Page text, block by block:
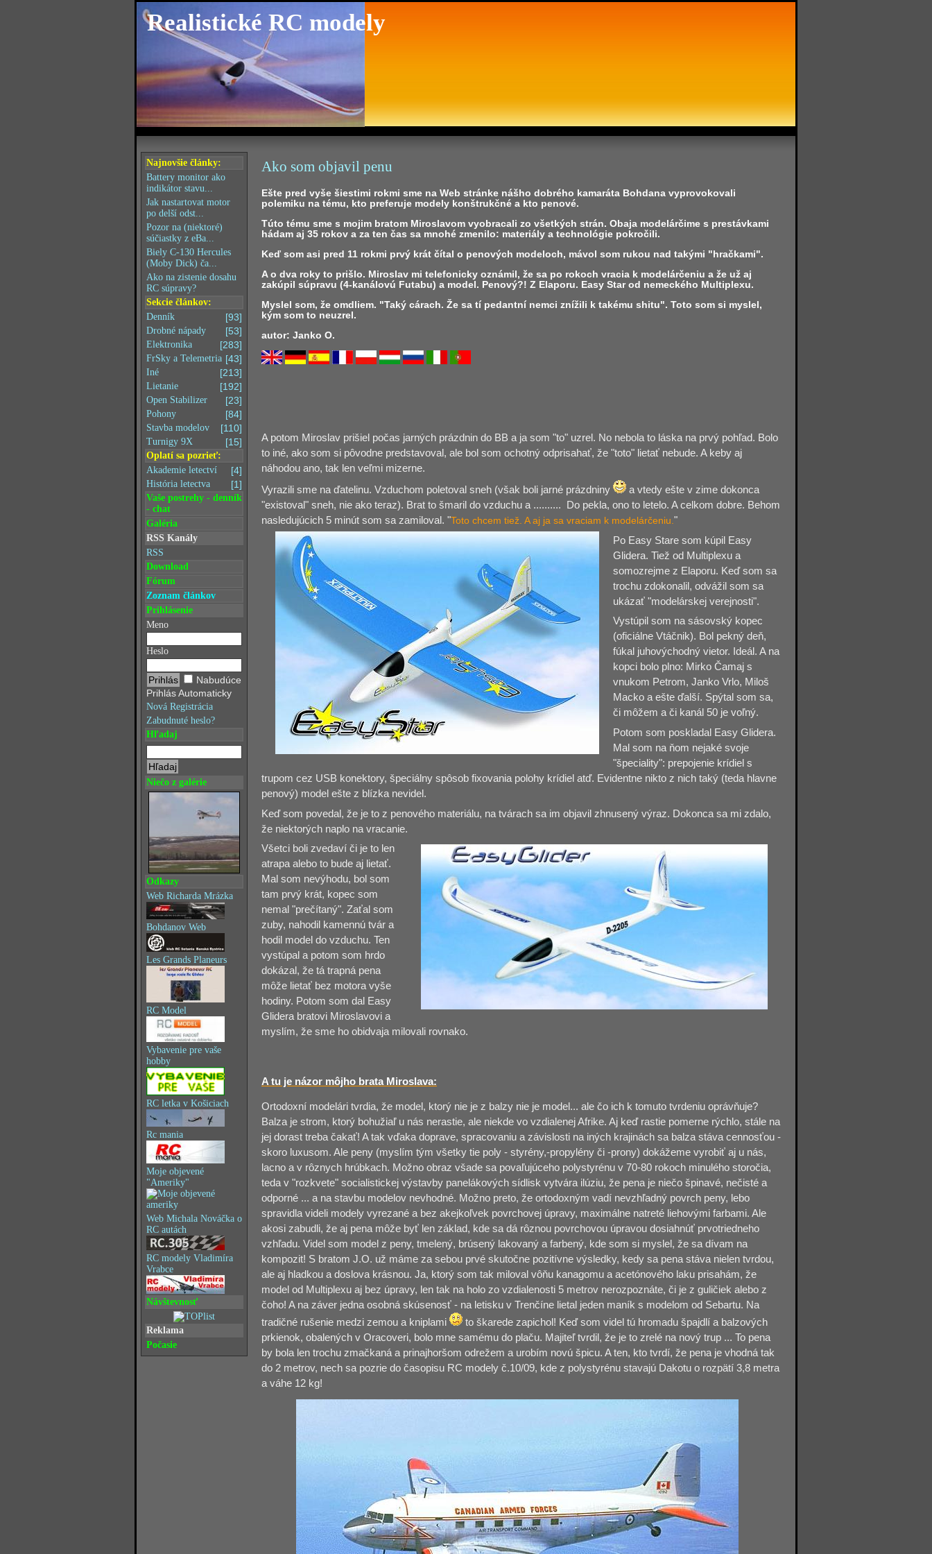
Realistické RC modely
Najnovšie články:
Battery monitor ako
indikátor stavu...
Jak nastartovat motor
po delší odst...
Pozor na (niektoré)
súčiastky z eBa...
Biely C-130 Hercules
(Moby Dick) ča...
Ako na zistenie dosahu
RC súpravy?
Sekcie článkov:
[93]
Denník
[53]
Drobné nápady
[283]
Elektronika
[43]
FrSky a Telemetria
[213]
Iné
[192]
Lietanie
[23]
Open Stabilizer
[84]
Pohony
[110]
Stavba modelov
[15]
Turnigy 9X
Oplatí sa pozrieť:
[4]
Akademie letectví
[1]
História letectva
Vaše postrehy - denník
- chat
Galéria
RSS Kanály
RSS
Download
Fórum
Zoznam článkov
Prihlásenie
Meno
Heslo
Nabudúce
Prihlás Automaticky
Nová Registrácia
Zabudnuté heslo?
Hľadaj
Niečo z galérie
Odkazy
Web Richarda Mrázka
Bohdanov Web
Les Grands Planeurs
RC Model
Vybavenie pre vaše
hobby
RC letka v Košiciach
Rc mania
Moje objevené
"Ameriky"
Web Michala Nováčka o
RC autách
RC modely Vladimíra
Vrabce
Návštevnosť
Reklama
Počasie
Ako som objavil penu
Ešte pred vyše šiestimi rokmi sme na Web stránke nášho dobrého kamaráta Bohdana vyprovokovali
polemiku na tému, kto preferuje modely konštrukčné a kto penové.
Túto tému sme s mojim bratom Miroslavom vyobracali zo všetkých strán. Obaja modelárčime s prestávkami
hádam aj 35 rokov a za ten čas sa mnohé zmenilo: materiály a technológie pokročili.
Keď som asi pred 11 rokmi prvý krát čítal o penových modeloch, mávol som rukou nad takými "hračkami".
A o dva roky to prišlo. Miroslav mi telefonicky oznámil, že sa po rokoch vracia k modelárčeniu a že už aj
zakúpil súpravu (4-kanálovú Futabu) a model. Penový?! Z Elaporu. Easy Star od nemeckého Multiplexu.
Myslel som, že omdliem. "Taký cárach. Že sa tí pedantní nemci znížili k takému shitu". Toto som si myslel,
kým som to neuzrel.
autor: Janko O.
A potom Miroslav prišiel počas jarných prázdnin do BB a ja som "to" uzrel. No nebola to láska na prvý pohľad. Bolo
to iné, ako som si pôvodne predstavoval, ale bol som ochotný odprisahať, že "toto" lietať nebude. A keby aj
náhodou ano, tak len veľmi mizerne.
Vyrazili sme na ďatelinu. Vzduchom poletoval sneh (však boli jarné prázdniny
a vtedy ešte v zime dokonca
"existoval" sneh, nie ako teraz). Brat to šmaril do vzduchu a .......... Do pekla, ono to letelo. A celkom dobre. Behom
nasledujúcich 5 minút som sa zamiloval. "Toto chcem tiež. A aj ja sa vraciam k modelárčeniu. "
Po Easy Stare som kúpil Easy
Glidera. Tiež od Multiplexu a
somozrejme z Elaporu. Keď som sa
trochu zdokonalil, odvážil som sa
ukázať "modelárskej verejnosti".
Vystúpil som na sásovský kopec
(oficiálne Vtáčnik). Bol pekný deň,
fúkal juhovýchodný vietor. Ideál. A na
kopci bolo plno: Mirko Čamaj s
vnukom Petrom, Janko Vrlo, Miloš
Macko a ešte ďalší. Spýtal som sa,
či môžem a či kanál 50 je voľný.
Potom som poskladal Easy Glidera.
Mal som na ňom nejaké svoje
"špeciality": prepojenie krídiel s
trupom cez USB konektory, špeciálny spôsob fixovania polohy krídiel atď. Evidentne nikto z nich taký (teda hlavne
penový) model ešte z blízka nevidel.
Keď som povedal, že je to z penového materiálu, na tvárach sa im objavil zhnusený výraz. Dokonca sa mi zdalo,
že niektorých naplo na vracanie.
Všetci boli zvedaví či je to len
atrapa alebo to bude aj lietať.
Mal som nevýhodu, bol som
tam prvý krát, kopec som
nemal "prečítaný". Zaťal som
zuby, nahodil kamennú tvár a
hodil model do vzduchu. Ten
vystúpal a potom som hrdo
dokázal, že tá trapná pena
môže lietať bez motora vyše
hodiny. Potom som dal Easy
Glidera bratovi Miroslavovi a
myslím, že sme ho obidvaja milovali rovnako.
A tu je názor môjho brata Miroslava:
Ortodoxní modelári tvrdia, že model, ktorý nie je z balzy nie je model... ale čo ich k tomuto tvrdeniu oprávňuje?
Balza je strom, ktorý bohužiaľ u nás nerastie, ale niekde vo vzdialenej Afrike. Aj keď rastie pomerne rýchlo, stále na
jej dorast treba čakať! A tak vďaka doprave, spracovaniu a závislosti na iných krajinách sa balza stáva cennosťou -
skoro luxusom. Ale peny (myslím tým všetky tie poly - styrény,-propylény či -prony) dokážeme vyrobiť aj u nás,
lacno a v rôznych hrúbkach. Možno obraz všade sa povaľujúceho polystyrénu v 70-80 rokoch minulého storočia,
teda v "rozkvete" socialistickej výstavby panelákových sídlisk vytvára ilúziu, že pena je niečo špinavé, nečisté a
odporné ... a na stavbu modelov nevhodné. Možno preto, že ortodoxným vadí nevzhľadný povrch peny, lebo
spravidla videli modely vyrezané a bez akejkoľvek povrchovej úpravy, maximálne natreté liehovými farbami. Ale
akosi zabudli, že aj pena môže byť len základ, kde sa dá rôznou povrchovou úpravou dosiahnúť prvotriedneho
vzhľadu. Videl som model z peny, tmelený, brúsený lakovaný a farbený, kde som si myslel, že sa dívam na
kompozit! S bratom J.O. už máme za sebou prvé skutočne pozitívne výsledky, kedy sa pena stáva nielen tvrdou,
ale aj hladkou a doslova krásnou. Ja, ktorý som tak miloval vôňu kanagomu a acetónového laku prisahám, že
model od Multiplexu aj bez úpravy, len tak na holo zo vzdialenosti 5 metrov nerozpoznáte, či je z guličiek alebo z
čoho! A na záver jedna osobná skúsenosť - na letisku v Trenčíne lietal jeden maník s modelom od Sebartu. Na
tradičné rušenie medzi zemou a kniplami
to škarede zapichol! Keď som videl tú hromadu špajdlí a balzových
prkienok, obalených v Oracoveri, bolo mne samému do plaču. Majiteľ tvrdil, že je to zrelé na nový trup ... To pena
by bola len trochu zmačkaná a prinajhoršom odrežem a urobím novú špicu. A ten, kto tvrdí, že pena je vhodná tak
do 2 metrov, nech sa pozrie do časopisu RC modely č.10/09, kde z polystyrénu stavajú Dakotu o rozpätí 3,8 metra
a váhe 12 kg!